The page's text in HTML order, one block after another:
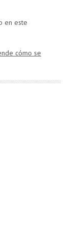
en este
cómo se